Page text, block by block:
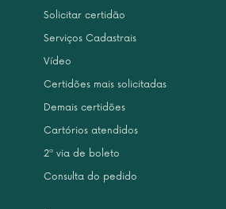
Solicitar certidão
Serviços Cadastrais
Vídeo
Certidões mais solicitadas
Demais certidões
Cartórios atendidos
2ª via de boleto
Consulta do pedido